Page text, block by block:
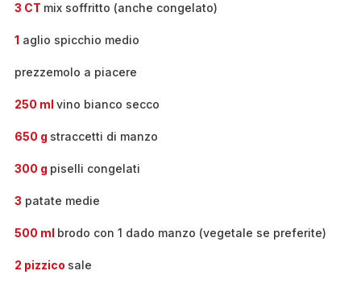
3 CT mix soffritto (anche congelato)
1 aglio spicchio medio
prezzemolo a piacere
250 ml vino bianco secco
650 g straccetti di manzo
300 g piselli congelati
3 patate medie
500 ml brodo con 1 dado manzo (vegetale se preferite)
2 pizzico sale